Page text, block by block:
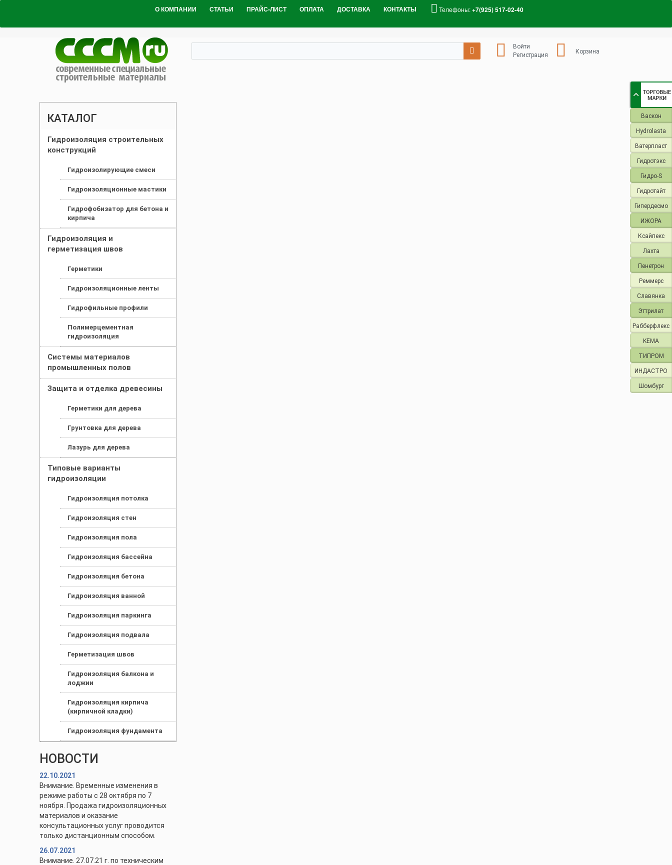
О КОМПАНИИ СТАТЬИ ПРАЙС-ЛИСТ ОПЛАТА ДОСТАВКА КОНТАКТЫ Телефоны:+7(925) 517-02-40
Войти
Регистрация
Корзина
Васкон
Hydrolasta
Ватерпласт
Гидротэкс
Гидро-S
Гидротайт
Гипердесмо
ИЖОРА
Ксайпекс
Лахта
Пенетрон
Реммерс
Славянка
Эттрилат
Рабберфлекс
KEMA
ТИПРОМ
ИНДАСТРО
Шомбург
КАТАЛОГ
Гидроизоляция строительных
конструкций
Гидроизолирующие смеси
Гидроизоляционные мастики
Гидрофобизатор для бетона и
кирпича
Гидроизоляция и
герметизация швов
Герметики
Гидроизоляционные ленты
Гидрофильные профили
Полимерцементная
гидроизоляция
Системы материалов
промышленных полов
Защита и отделка древесины
Герметики для дерева
Грунтовка для дерева
Лазурь для дерева
Типовые варианты
гидроизоляции
Гидроизоляция потолка
Гидроизоляция стен
Гидроизоляция пола
Гидроизоляция бассейна
Гидроизоляция бетона
Гидроизоляция ванной
Гидроизоляция паркинга
Гидроизоляция подвала
Герметизация швов
Гидроизоляция балкона и
лоджии
Гидроизоляция кирпича
(кирпичной кладки)
Гидроизоляция фундамента
НОВОСТИ
22.10.2021
Внимание. Временные изменения в
режиме работы с 28 октября по 7
ноября. Продажа гидроизоляционных
материалов и оказание
консультационных услуг проводится
только дистанционным способом.
26.07.2021
Внимание. 27.07.21 г. по техническим